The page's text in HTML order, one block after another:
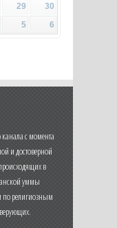
29
30
5 6
с момента
и достоверной
в
уммы
по религиозным